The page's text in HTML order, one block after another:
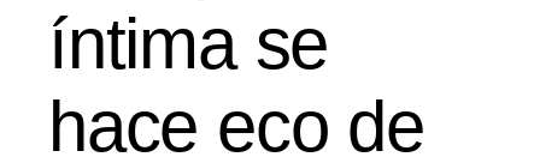
íntima se
hace eco de